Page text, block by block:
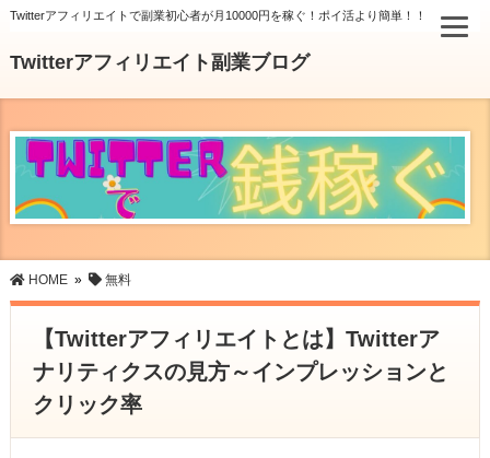
Twitterアフィリエイトで副業初心者が月10000円を稼ぐ！ポイ活より簡単！！
Twitterアフィリエイト副業ブログ
HOME» 無料
【Twitterアフィリエイトとは】Twitterア
ナリティクスの見方～インプレッションと
クリック率